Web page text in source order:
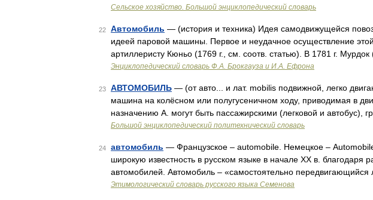
Сельское хозяйство. Большой энциклопедический словарь
22 Автомобиль — (история и техника) Идея самодвижущейся
идеей паровой машины. Первое и неудачное осуществление
артиллеристу Кюньо (1769 г., см. соотв. статью). В 1781 г.
Энциклопедический словарь Ф.А. Брокгауза и И.А. Ефрона
23 АВТОМОБИЛЬ — (от авто... и лат. mobilis подвижной, легко
машина на колёсном или полугусеничном ходу, приводимая в
назначению А. могут быть пассажирскими (легковой и автобус),
Большой энциклопедический политехнический словарь
24 автомобиль — Французское – automobile. Немецкое –
широкую известность в русском языке в начале XX в. благодаря
автомобилей. Автомобиль – «самостоятельно передвигающийся
Этимологический словарь русского языка Семенова